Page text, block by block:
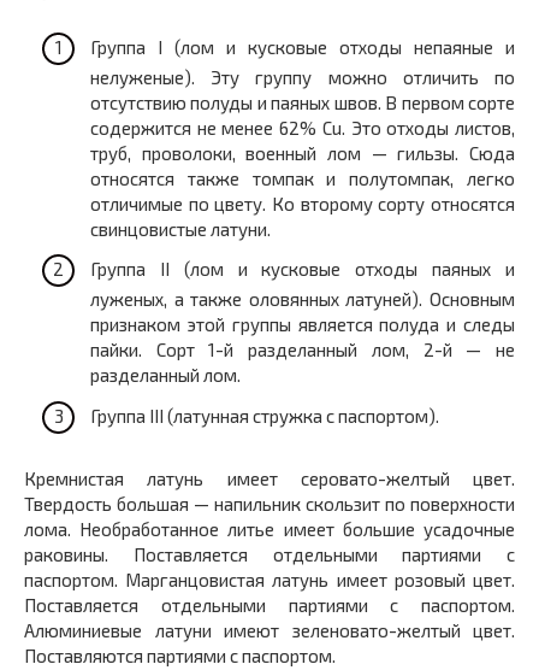
Группа I (лом и кусковые отходы непаяные и
нелуженые). Эту группу можно отличить по
отсутствию полуды и паяных швов. В первом сорте
содержится не менее 62% Cu. Это отходы листов,
труб, проволоки, военный лом — гильзы. Сюда
относятся также томпак и полутомпак, легко
отличимые по цвету. Ко второму сорту относятся
свинцовистые латуни.
Группа II (лом и кусковые отходы паяных и
луженых, а также оловянных латуней). Основным
признаком этой группы является полуда и следы
пайки. Сорт 1-й разделанный лом, 2-й — не
разделанный лом.
Группа III (латунная стружка с паспортом).
Кремнистая латунь имеет серовато-желтый цвет.
Твердость большая — напильник скользит по поверхности
лома. Необработанное литье имеет большие усадочные
раковины. Поставляется отдельными партиями с
паспортом. Марганцовистая латунь имеет розовый цвет.
Поставляется отдельными партиями с паспортом.
Алюминиевые латуни имеют зеленовато-желтый цвет.
Поставляются партиями с паспортом.